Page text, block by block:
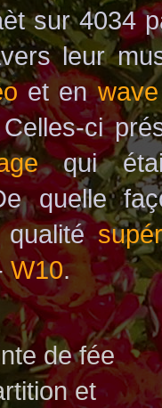
sur 4034
leur
et enwave
ci
qui
quelle
qualité
W10.
de fée
et